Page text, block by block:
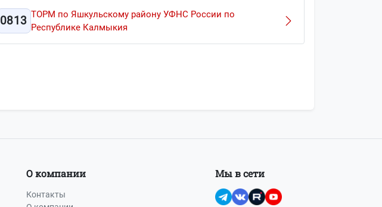
0813 ТОРМ по Яшкульскому району УФНС России по
Республике Калмыкия
О компании
Контакты
Мы в сети